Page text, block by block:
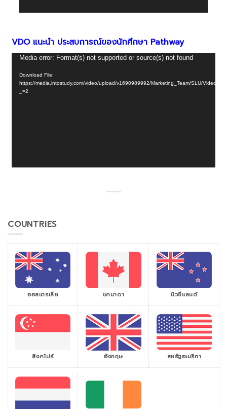
VDO แนะนำ ประสบการณ์ของนักศึกษา Pathway
Video
Player
Media error: Format(s) not supported or source(s) not found
Download File:
https://media.intostudy.com/video/upload/v1690989992/Marketing_Team/SLU/Videos/
_=2
COUNTRIES
ออสเตรเลีย แคนาดา นิวซีแลนด์
สิงคโปร์ อังกฤษ สหรัฐอเมริกา